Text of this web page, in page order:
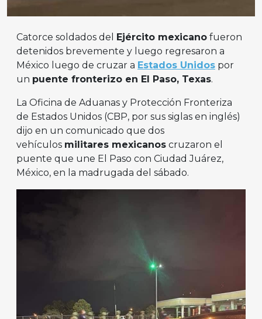
Catorce soldados del Ejército mexicano fueron
detenidos brevemente y luego regresaron a
México luego de cruzar a Estados Unidos por
un puente fronterizo en El Paso, Texas.
La Oficina de Aduanas y Protección Fronteriza
de Estados Unidos (CBP, por sus siglas en inglés)
dijo en un comunicado que dos
vehículos militares mexicanos cruzaron el
puente que une El Paso con Ciudad Juárez,
México, en la madrugada del sábado.